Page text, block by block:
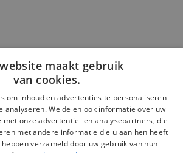
kennisgeving
maakt gebruik
van cookies.
om inhoud en advertenties te personaliseren
analyseren. We delen ook informatie over uw
met onze advertentie- en analysepartners, die
met andere informatie die u aan hen heeft
verzameld door uw gebruik van hun